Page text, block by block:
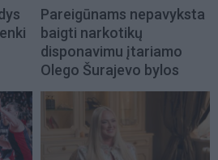
Pareigūnams nepavyksta
baigti narkotikų
disponavimu įtariamo
Olego Šurajevo bylos